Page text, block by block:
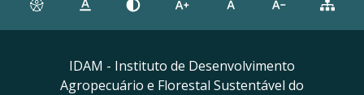
IDAM - Instituto de Desenvolvimento
Agropecuário e Florestal Sustentável do